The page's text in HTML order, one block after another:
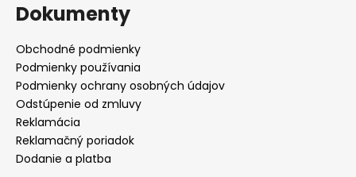
Dokumenty
Obchodné podmienky
Podmienky používania
Podmienky ochrany osobných údajov
Odstúpenie od zmluvy
Reklamácia
Reklamačný poriadok
Dodanie a platba